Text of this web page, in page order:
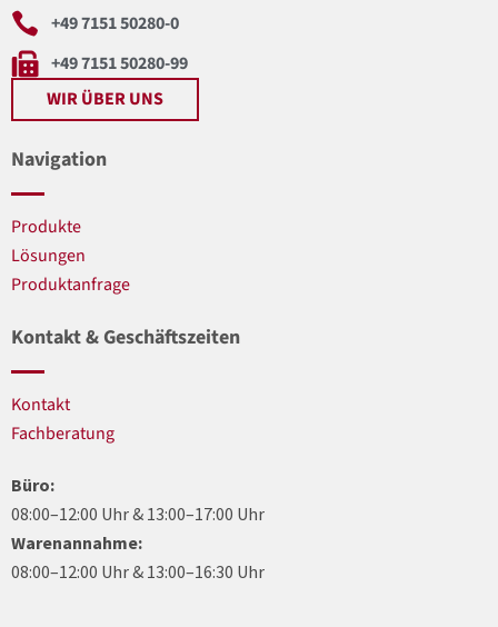
+49 7151 50280-0
+49 7151 50280-99
WIR ÜBER UNS
Navigation
Produkte
Lösungen
Produktanfrage
Kontakt & Geschäftszeiten
Kontakt
Fachberatung
Büro:
08:00–12:00 Uhr & 13:00–17:00 Uhr
Warenannahme:
08:00–12:00 Uhr & 13:00–16:30 Uhr